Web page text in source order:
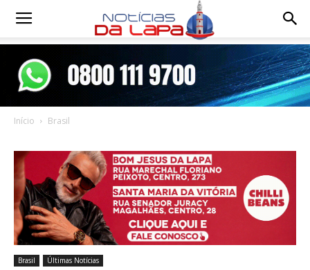
Notícias
Início Brasil
Brasil Últimas Notícias